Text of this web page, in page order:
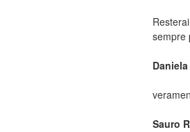
sempre
Sauro